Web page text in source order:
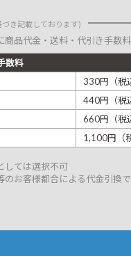
づき記載しております)
品代金・送料・代引き手数料
数料
330円（税
440円（税
660円（税
1,100円（
しては選択不可
お客様都合による代金引換